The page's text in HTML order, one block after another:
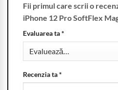
Fii primul care scrii o
iPhone 12 Pro SoftFlex
Evaluarea ta*
Recenzia ta*